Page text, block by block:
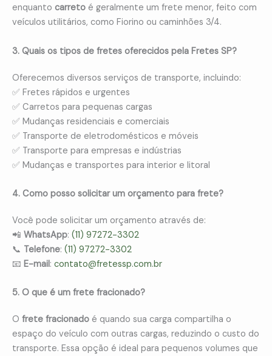
enquanto carreto é geralmente um frete menor, feito com
veículos utilitários, como Fiorino ou caminhões 3/4.
3. Quais os tipos de fretes oferecidos pela Fretes SP?
Oferecemos diversos serviços de transporte, incluindo:
✅ Fretes rápidos e urgentes
✅ Carretos para pequenas cargas
✅ Mudanças residenciais e comerciais
✅ Transporte de eletrodomésticos e móveis
✅ Transporte para empresas e indústrias
✅ Mudanças e transportes para interior e litoral
4. Como posso solicitar um orçamento para frete?
Você pode solicitar um orçamento através de:
📲 WhatsApp: (11) 97272-3302
📞 Telefone: (11) 97272-3302
📧 E-mail: contato@fretessp.com.br
5. O que é um frete fracionado?
O frete fracionado é quando sua carga compartilha o
espaço do veículo com outras cargas, reduzindo o custo do
transporte. Essa opção é ideal para pequenos volumes que